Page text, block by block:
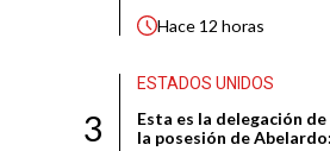
Hace 12 horas
3
ESTADOS UNIDOS
Esta es la delegación de
la posesión de